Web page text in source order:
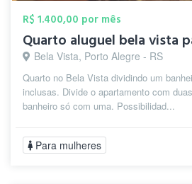
R$ 1.400,00 por mês
Quarto aluguel bela vista
Bela Vista, Porto Alegre - RS
Quarto no Bela Vista dividindo um
inclusas. Divide o apartamento com
banheiro só com uma. Possibilidad...
Para mulheres